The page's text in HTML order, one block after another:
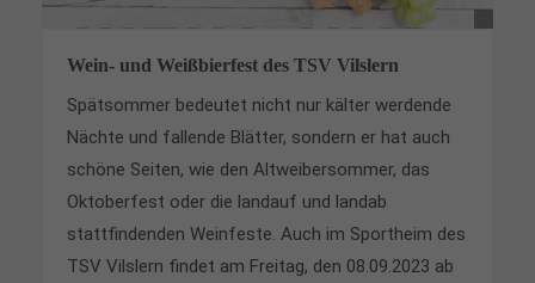
Wein- und Weißbierfest des TSV Vilslern
Spätsommer bedeutet nicht nur kälter werdende
Nächte und fallende Blätter, sondern er hat auch
schöne Seiten, wie den Altweibersommer, das
Oktoberfest oder die landauf und landab
stattfindenden Weinfeste. Auch im Sportheim des
TSV Vilslern findet am Freitag, den 08.09.2023 ab